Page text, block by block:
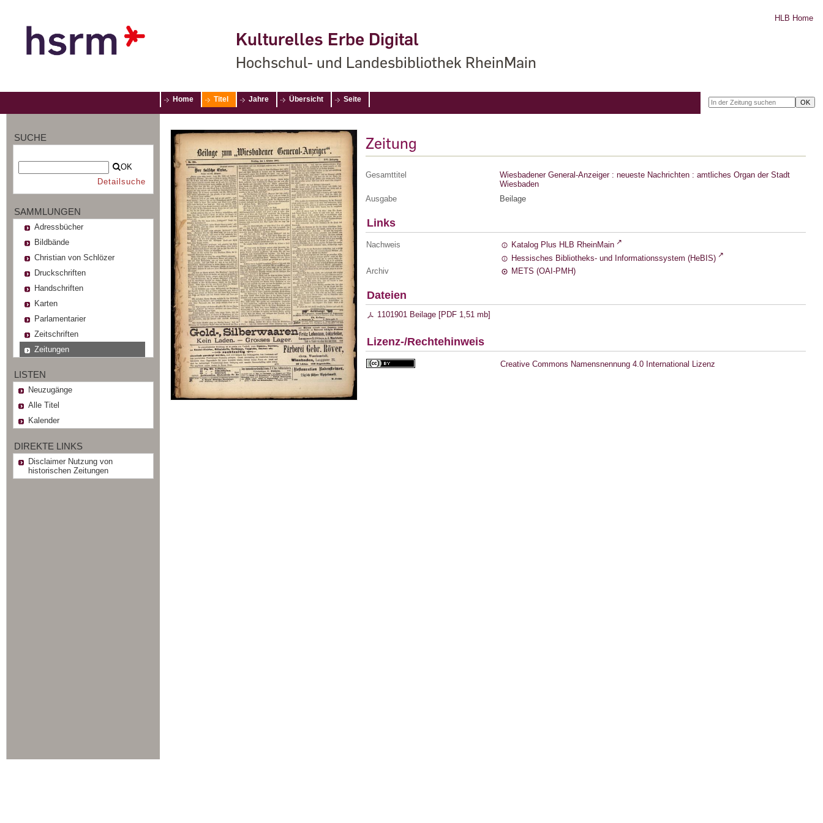
Kulturelles Erbe Digital
Hochschul- und Landesbibliothek RheinMain
HLB Home
Home Titel Jahre Übersicht Seite
SUCHE
OK
Detailsuche
SAMMLUNGEN
Adressbücher
Bildbände
Christian von Schlözer
Druckschriften
Handschriften
Karten
Parlamentarier
Zeitschriften
Zeitungen
LISTEN
Neuzugänge
Alle Titel
Kalender
DIREKTE LINKS
Disclaimer Nutzung von
historischen Zeitungen
Zeitung
Gesamttitel
Wiesbadener General-Anzeiger : neueste Nachrichten : amtliches Organ der Stadt
Wiesbaden
Ausgabe
Beilage
Links
Nachweis
Katalog Plus HLB RheinMain
Hessisches Bibliotheks- und Informationssystem (HeBIS)
Archiv
METS (OAI-PMH)
Dateien
1101901 Beilage [PDF 1,51 mb]
Lizenz-/Rechtehinweis
Creative Commons Namensnennung 4.0 International Lizenz